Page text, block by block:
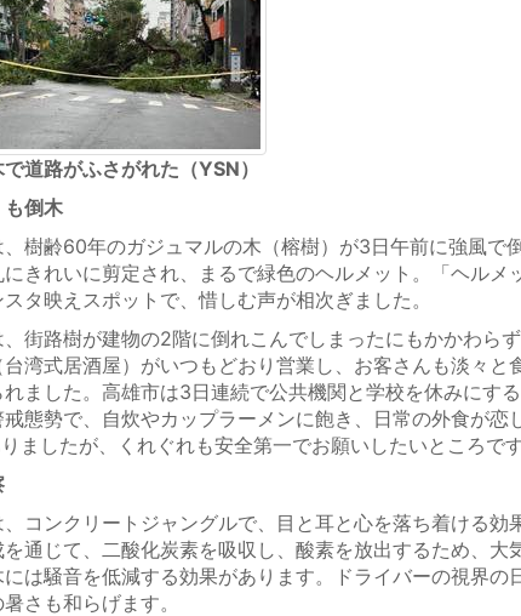
道路がふさがれた（YSN）
も倒木
樹齢60年のガジュマルの木（榕樹）が3日午前に強風で
きれいに剪定され、まるで緑色のヘルメット。「ヘルメ
タ映えスポットで、惜しむ声が相次ぎました。
街路樹が建物の2階に倒れこんでしまったにもかかわら
湾式居酒屋）がいつもどおり営業し、お客さんも淡々と
ました。高雄市は3日連続で公共機関と学校を休みにす
態勢で、自炊やカップラーメンに飽き、日常の外食が恋
ましたが、くれぐれも安全第一でお願いしたいところです
コンクリートジャングルで、目と耳と心を落ち着ける効
通じて、二酸化炭素を吸収し、酸素を放出するため、大
は騒音を低減する効果があります。ドライバーの視界の
さも和らげます。